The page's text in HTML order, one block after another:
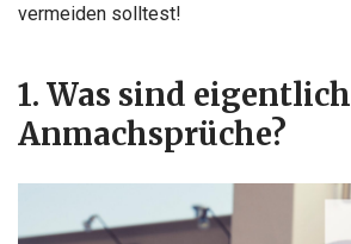
vermeiden solltest!
1. Was sind eigentlich
Anmachsprüche?